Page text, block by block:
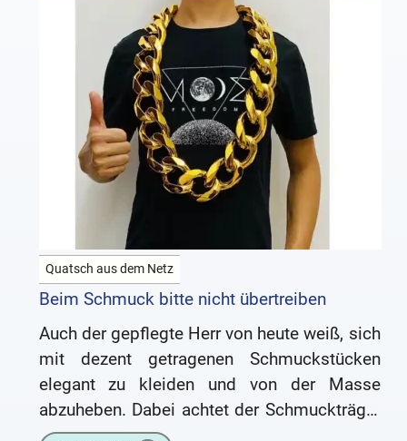
Quatsch aus dem Netz
Beim Schmuck bitte nicht übertreiben
Auch der gepflegte Herr von heute weiß, sich
mit dezent getragenen Schmuckstücken
elegant zu kleiden und von der Masse
abzuheben. Dabei achtet der Schmuckträger
vor allem darauf, dass der Schmuck